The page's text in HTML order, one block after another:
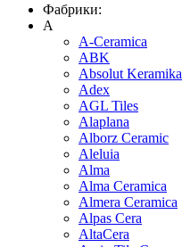
Фабрики:
A
A-Ceramica
ABK
Absolut Keramika
Adex
AGL Tiles
Alaplana
Alborz Ceramic
Aleluia
Alma
Alma Ceramica
Almera Ceramica
Alpas Cera
AltaCera